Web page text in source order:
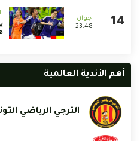
23:48
أهم الأندية العالمية
الترجي الرياضي